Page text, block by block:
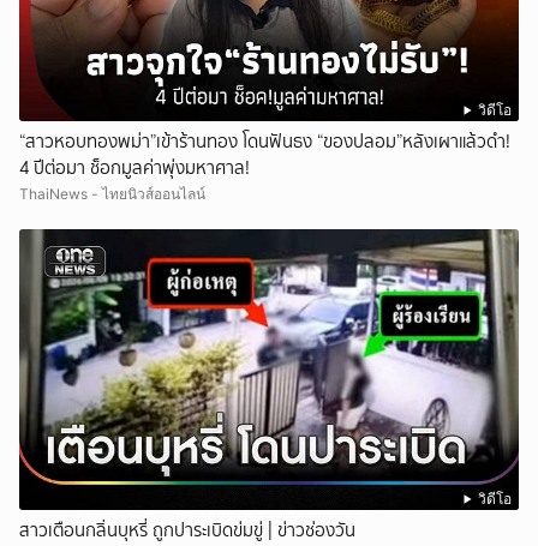
วิดีโอ
“สาวหอบทองพม่า”เข้าร้านทอง โดนฟันธง “ของปลอม”หลังเผาแล้วดำ!
4 ปีต่อมา ช็อกมูลค่าพุ่งมหาศาล!
ThaiNews - ไทยนิวส์ออนไลน์
วิดีโอ
สาวเตือนกลิ่นบุหรี่ ถูกปาระเบิดข่มขู่ | ข่าวช่องวัน